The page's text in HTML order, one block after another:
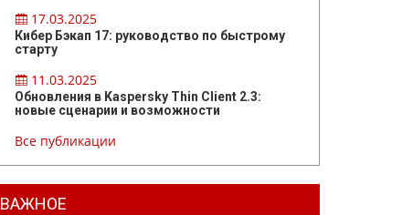
17.03.2025
Кибер Бэкап 17: руководство по быстрому
старту
11.03.2025
Обновления в Kaspersky Thin Client 2.3:
новые сценарии и возможности
Все публикации
ВАЖНОЕ